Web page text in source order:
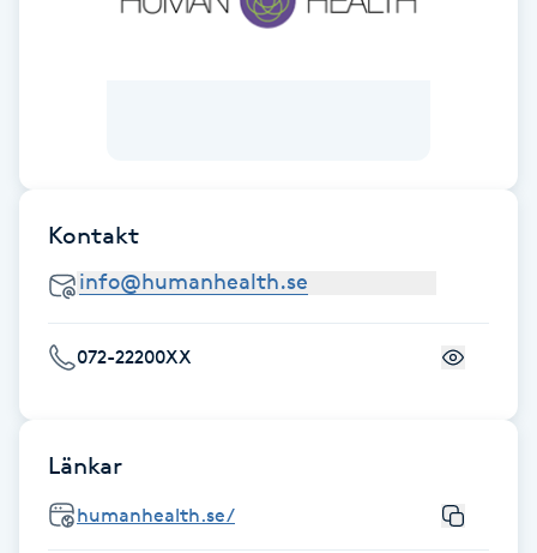
Fransborttagning
Fransfärgning
Fransförlängning
Fransförlängning Megavolym
Kontakt
072-22200XX
Länkar
humanhealth.se/